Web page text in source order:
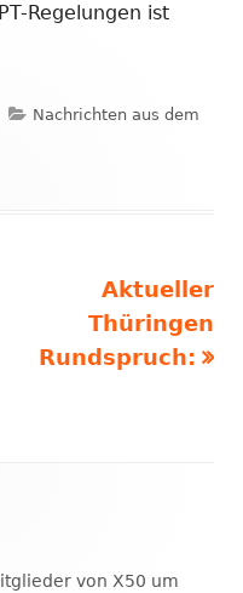
Regelungen ist
Kategorien
Nachrichten aus dem
Nächster
Beitrag
Aktueller
Thüringen
Rundspruch:
von X50 um